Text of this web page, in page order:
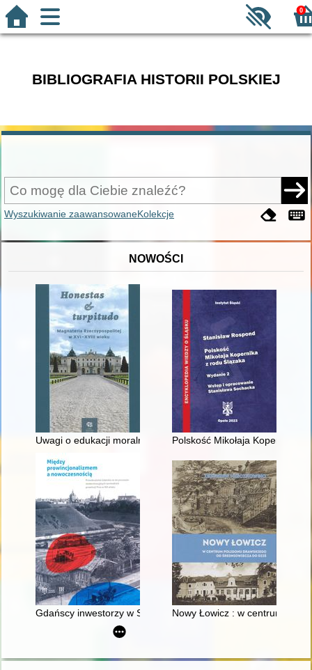
0
BIBLIOGRAFIA HISTORII POLSKIEJ
Wyszukiwanie zaawansowaneKolekcje
NOWOŚCI
Uwagi o edukacji moralnej synów szlacheckich w XVI-
Polskość Mikołaja Kopernika z
Gdańscy inwestorzy w Sopocie : prestiż finansowy i
Nowy Łowicz : w centrum